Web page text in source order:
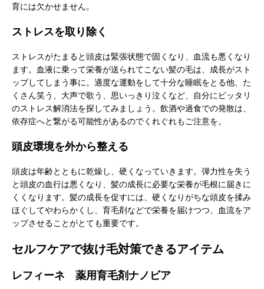
育には欠かせません。
ストレスを取り除く
ストレスがたまると頭皮は緊張状態で固くなり、血流も悪くなり
ます。血液に乗って栄養が送られてこない髪の毛は、成長がスト
ップしてしまう事に。適度な運動をして十分な睡眠をとる他、た
くさん笑う、大声で歌う、思いっきり泣くなど、自分にピッタリ
のストレス解消法を探してみましょう。飲酒や過食での発散は、
依存症へと繋がる可能性があるのでくれぐれもご注意を。
頭皮環境を外から整える
頭皮は年齢とともに乾燥し、硬くなっていきます。弾力性を失う
と頭皮の血行は悪くなり、髪の成長に必要な栄養が毛根に届きに
くくなります。髪の成長を促すには、硬くなりがちな頭皮を揉み
ほぐしてやわらかくし、育毛剤などで栄養を届けつつ、血流をア
ップさせることがとても重要です。
セルフケアで抜け毛対策できるアイテム
レフィーネ 薬用育毛剤ナノビア